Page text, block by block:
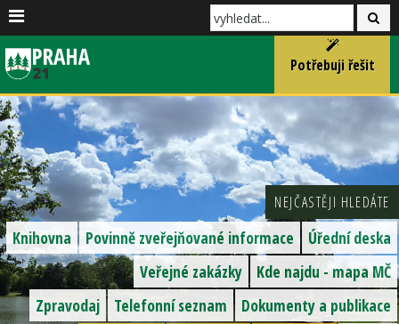
Potřebuji řešit
NEJČASTĚJI HLEDÁTE
Úřední deska
Povinně zveřejňované informace
Knihovna
Kde najdu - mapa MČ
Veřejné zakázky
Dokumenty a publikace
Telefonní seznam
Zpravodaj